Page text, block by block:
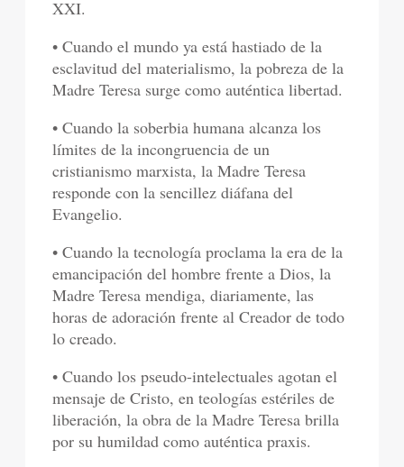
XXI.
• Cuando el mundo ya está hastiado de la
esclavitud del materialismo, la pobreza de la
Madre Teresa surge como auténtica libertad.
• Cuando la soberbia humana alcanza los
límites de la incongruencia de un
cristianismo marxista, la Madre Teresa
responde con la sencillez diáfana del
Evangelio.
• Cuando la tecnología proclama la era de la
emancipación del hombre frente a Dios, la
Madre Teresa mendiga, diariamente, las
horas de adoración frente al Creador de todo
lo creado.
• Cuando los pseudo-intelectuales agotan el
mensaje de Cristo, en teologías estériles de
liberación, la obra de la Madre Teresa brilla
por su humildad como auténtica praxis.